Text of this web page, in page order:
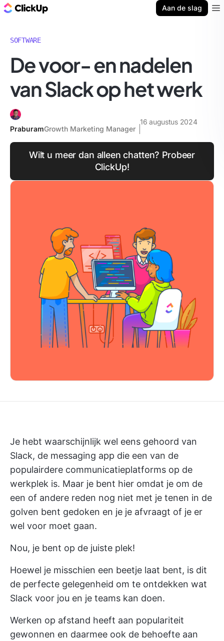
Aan de slag
SOFTWARE
De voor- en nadelen
van Slack op het werk
PraburamGrowth Marketing Manager
16 augustus 2024
Wilt u meer dan alleen chatten? Probeer
ClickUp!
Je hebt waarschijnlijk wel eens gehoord van
Slack, de messaging app die een van de
populairdere communicatieplatforms op de
werkplek is. Maar je bent hier omdat je om de
een of andere reden nog niet met je tenen in de
golven bent gedoken en je je afvraagt of je er
wel voor moet gaan.
Nou, je bent op de juiste plek!
Hoewel je misschien een beetje laat bent, is dit
de perfecte gelegenheid om te ontdekken wat
Slack voor jou en je teams kan doen.
Werken op afstand heeft aan populariteit
gewonnen en daarmee ook de behoefte aan